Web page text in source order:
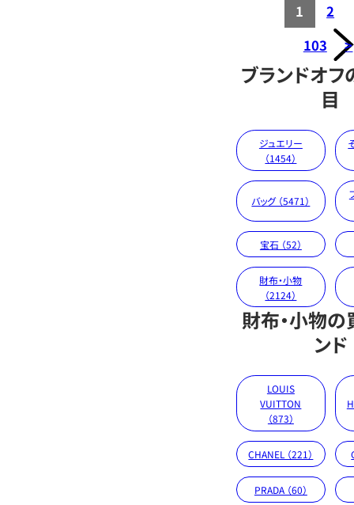
1
2
103
>
ブランドオ
目
ジュエリー
（1454）
バッグ （5471）
宝石 （52）
財布・小物
（2124）
財布・小物
ンド
LOUIS
VUITTON
（873）
CHANEL （221）
PRADA （60）